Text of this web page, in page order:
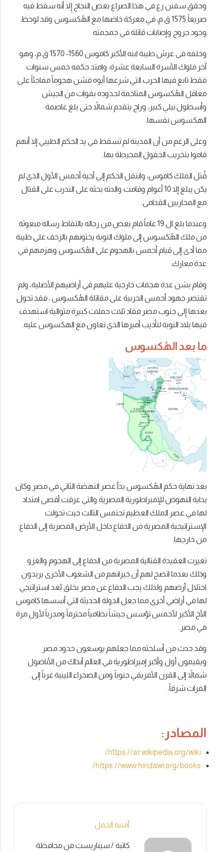
وحقق سقنن رع في هذا الصراع بعض النجاح إِلا أنه سقط فيه
صريعاً 1575 ق.م، في معركة خاضها مع الهُكسوس وقد لوحظ
وجود جروح وإصابات قاتلة في جمجمته
وخلفه في عرش طيبة ابنه الأكبر كاموس 1560- 1570 ق.م، وهو
آخر ملوك الأسرة السابعة عشرة، وامتد حكمه خمس سنوات
فقط تابع فيها الحرب التي شرعها أبوه فشن هجوماً مفاجئاً على
معاقل الهُكسوس المتاخمة لحدوده بقوات من الجيش
وأسطول نيلي كبير، وراح يتقدم شمالاً حتى بلغ عاصمة
الهكسوس نفسها.
وعلى الرغم من أن المدينة لم تسقط في يد الحكم الطيبي إلا أنهم
قاموا بتخريب الحقول المحيطة بها.
قُتل الملك كاموس، وانتقل الحكم إلى أخيه أحمس الأول الذي لم
يكن يبلغ إلا 10 أعوام وقامت والدته بحثه على التدرب على القتال
مع المحاربين القدامى.
وعندما بلغ ال 19 عاماً قام بعض من رجاله بالتقاط رسالة مبعوثة
من ملك الهُكسوس إلى ملوك النوبة يحثونهم بالزحف على طيبة
مما أدى إلى قيام أحمس بالهجوم على الهُكسوس وهزمهم في
عدة معارك.
وقام بشن عدة هجمات خارجية عليهم في أراضيهم الأصلية، ولم
تقتصر جهود أحمس الحربية على مقاتلة الهُكسوس ، فقد تحول
بعدها إِلى جنوب مصر فقاد ثلاث حملات كبيرة متوالية استهدف
فيها بلاد النوبة لتأديب أميرها الذي تعاون مع الهكسوس عليه.
ما بعد الهُكسوس
بعد نهاية حكم الهُكسوس بدأ عصر النهضة الثاني في مصر وكان
بداية النهوض للإمبراطورية المصرية والتي عرفت أقصى امتداد
لها في عصر الملك العظيم تحتمس الثالث حيث تحولت
الإستراتيجية المصرية من الدفاع داخل الأرض المصرية إلى الدفاع
من خارجها.
تغيرت العقيدة القتالية المصرية من الدفاع إلى الهجوم والغزو
وذلك بعدما اتضح لهم أن جيرانهم من الشعوب الأخرى يريدون
احتلال أرضهم ولذلك يجب الدفاع عن مصر بخلق بُعد استراتيجي
لها في أراضي أخرى مما جعل الدولة الحديثة التي أسسها كاموس
الأخ الأكبر لأحمس تؤسس جيشاً نظامياً محترفاً ومدرباً لأول مرة
في مصر.
وقد حدث من أسلحته مما جعلهم يوسعون حدود مصر
ويقيمون أول وأكبر إمبراطورية في العالم آنذاك من الأناضول
شمالاً إلى القرن الأفريقي جنوباً ومن الصحراء الليبية غرباً إلى
الفرات شرقاً.
المصادر:
https://ar.wikipedia.org/wiki/
https://www.hindawi.org/books/
أمنيه الجمل
كاتبة / سيناريست من محافظة